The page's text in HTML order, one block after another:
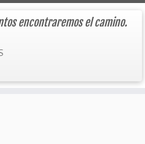
encontraremos el camino.